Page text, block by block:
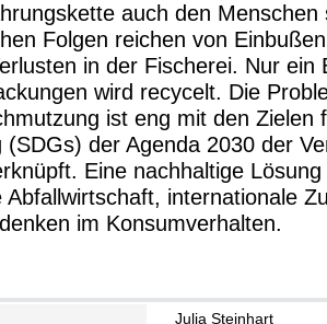
auch den Menschen
Folgen reichen von
in der Fischerei. Nur ein
wird recycelt. Die
ist eng mit den Zielen
(SDGs) der Agenda 2030 der
Eine nachhaltige
Abfallwirtschaft, internationale
im Konsumverhalten.
Julia Steinhart